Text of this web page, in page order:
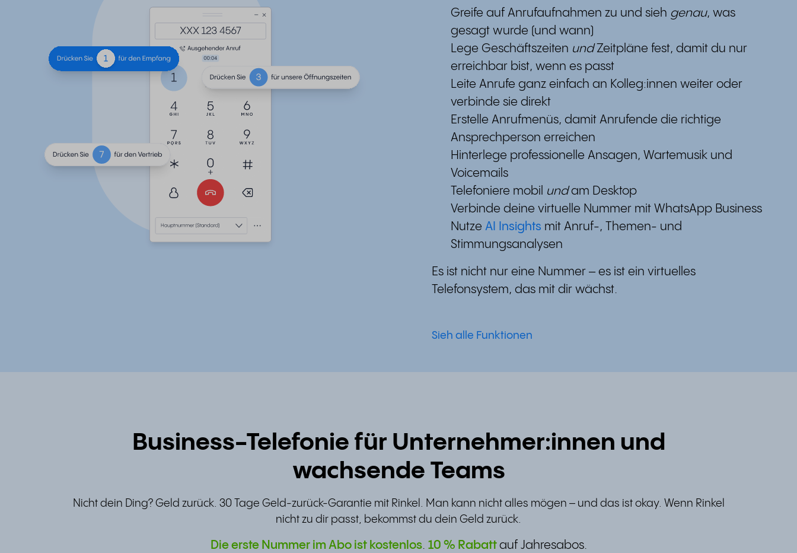
Greife auf Anrufaufnahmen zu und sieh genau, was
gesagt wurde (und wann)
Lege Geschäftszeiten undZeitpläne fest, damit du nur
erreichbar bist, wenn es passt
Leite Anrufe ganz einfach an Kolleg:innen weiter oder
verbinde sie direkt
Erstelle Anrufmenüs, damit Anrufende die richtige
Ansprechperson erreichen
Hinterlege professionelle Ansagen, Wartemusik und
Voicemails
Telefoniere mobil undam Desktop
Verbinde deine virtuelle Nummer mit WhatsApp Business
Nutze AI Insights mit Anruf-, Themen- und
Stimmungsanalysen
Es ist nicht nur eine Nummer – es ist ein virtuelles
Telefonsystem, das mit dir wächst.
Sieh alle Funktionen
Business-Telefonie für Unternehmer:innen und
wachsende Teams
Nicht dein Ding? Geld zurück. 30 Tage Geld-zurück-Garantie mit Rinkel. Man kann nicht alles mögen – und das ist okay. Wenn Rinkel
nicht zu dir passt, bekommst du dein Geld zurück.
Die erste Nummer im Abo ist kostenlos. 10 % Rabatt auf Jahresabos.